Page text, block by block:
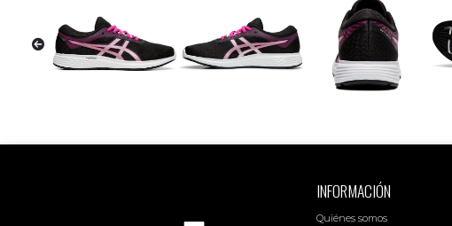
INFORMACIÓN
Quiénes somos